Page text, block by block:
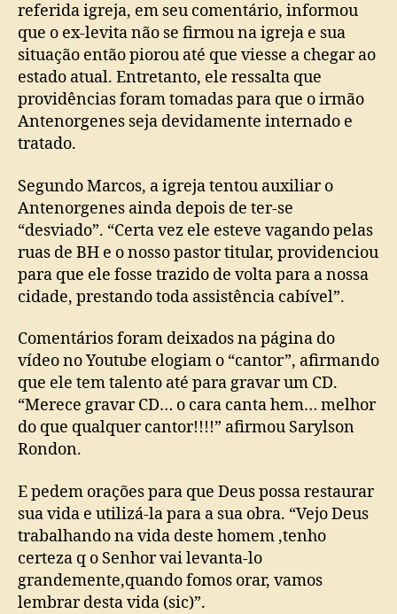
referida igreja, em seu comentário, informou
que o ex-levita não se firmou na igreja e sua
situação então piorou até que viesse a chegar ao
estado atual. Entretanto, ele ressalta que
providências foram tomadas para que o irmão
Antenorgenes seja devidamente internado e
tratado.
Segundo Marcos, a igreja tentou auxiliar o
Antenorgenes ainda depois de ter-se
“desviado”. “Certa vez ele esteve vagando pelas
ruas de BH e o nosso pastor titular, providenciou
para que ele fosse trazido de volta para a nossa
cidade, prestando toda assistência cabível”.
Comentários foram deixados na página do
vídeo no Youtube elogiam o “cantor”, afirmando
que ele tem talento até para gravar um CD.
“Merece gravar CD… o cara canta hem… melhor
do que qualquer cantor!!!!” afirmou Sarylson
Rondon.
E pedem orações para que Deus possa restaurar
sua vida e utilizá-la para a sua obra. “Vejo Deus
trabalhando na vida deste homem ,tenho
certeza q o Senhor vai levanta-lo
grandemente,quando fomos orar, vamos
lembrar desta vida (sic)”.